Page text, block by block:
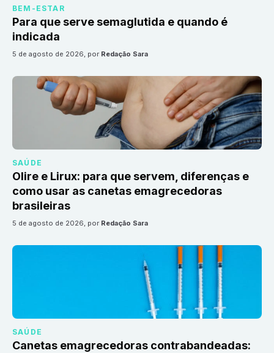
BEM-ESTAR
Para que serve semaglutida e quando é
indicada
5 de agosto de 2026, por Redação Sara
SAÚDE
Olire e Lirux: para que servem, diferenças e
como usar as canetas emagrecedoras
brasileiras
5 de agosto de 2026, por Redação Sara
SAÚDE
Canetas emagrecedoras contrabandeadas: